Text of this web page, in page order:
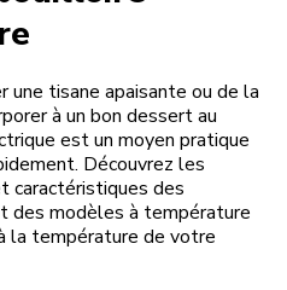
une tisane apaisante ou de la
à un bon dessert au
est un moyen pratique
Découvrez les
caractéristiques des
des modèles à température
la température de votre